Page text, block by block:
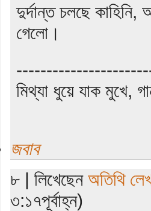
দুর্দান্ত চলছে
গেলো।
মিথ্যা ধুয়ে যাক মুখে,
জবাব
৮ | লিখেছেন অতিথি
৩:১৭পূর্বাহ্ন)